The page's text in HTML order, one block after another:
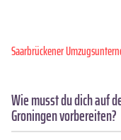
Saarbrückener
Wie musst du dich auf
Groningen vorbereiten?